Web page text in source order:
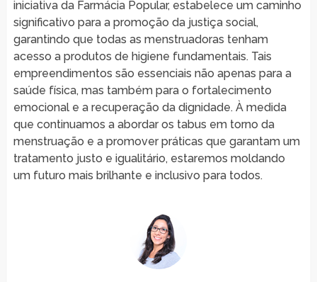
iniciativa da Farmácia Popular, estabelece um caminho
significativo para a promoção da justiça social,
garantindo que todas as menstruadoras tenham
acesso a produtos de higiene fundamentais. Tais
empreendimentos são essenciais não apenas para a
saúde física, mas também para o fortalecimento
emocional e a recuperação da dignidade. À medida
que continuamos a abordar os tabus em torno da
menstruação e a promover práticas que garantam um
tratamento justo e igualitário, estaremos moldando
um futuro mais brilhante e inclusivo para todos.